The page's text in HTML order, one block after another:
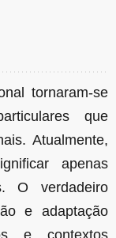
tornaram-se
que
Atualmente,
apenas
O verdadeiro
e adaptação
e contextos